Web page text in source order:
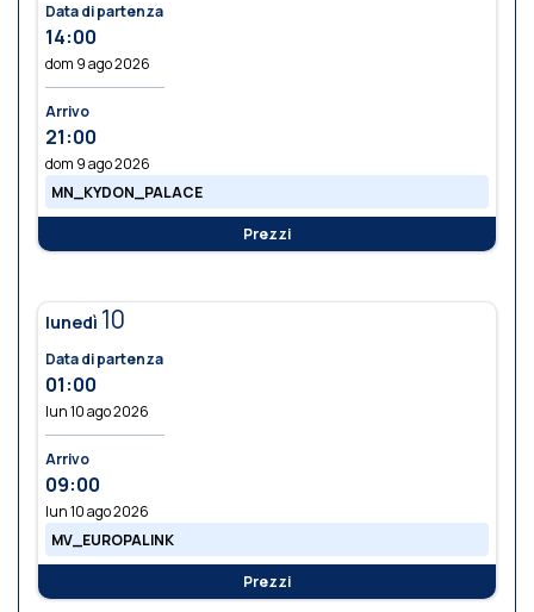
Data di partenza
14:00
dom 9 ago 2026
Arrivo
21:00
dom 9 ago 2026
MN_KYDON_PALACE
Prezzi
lunedì 10
Data di partenza
01:00
lun 10 ago 2026
Arrivo
09:00
lun 10 ago 2026
MV_EUROPALINK
Prezzi